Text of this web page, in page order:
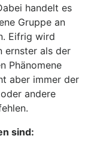
handelt es
Gruppe an
Eifrig wird
ernster als der
Phänomene
aber immer der
andere
sind: